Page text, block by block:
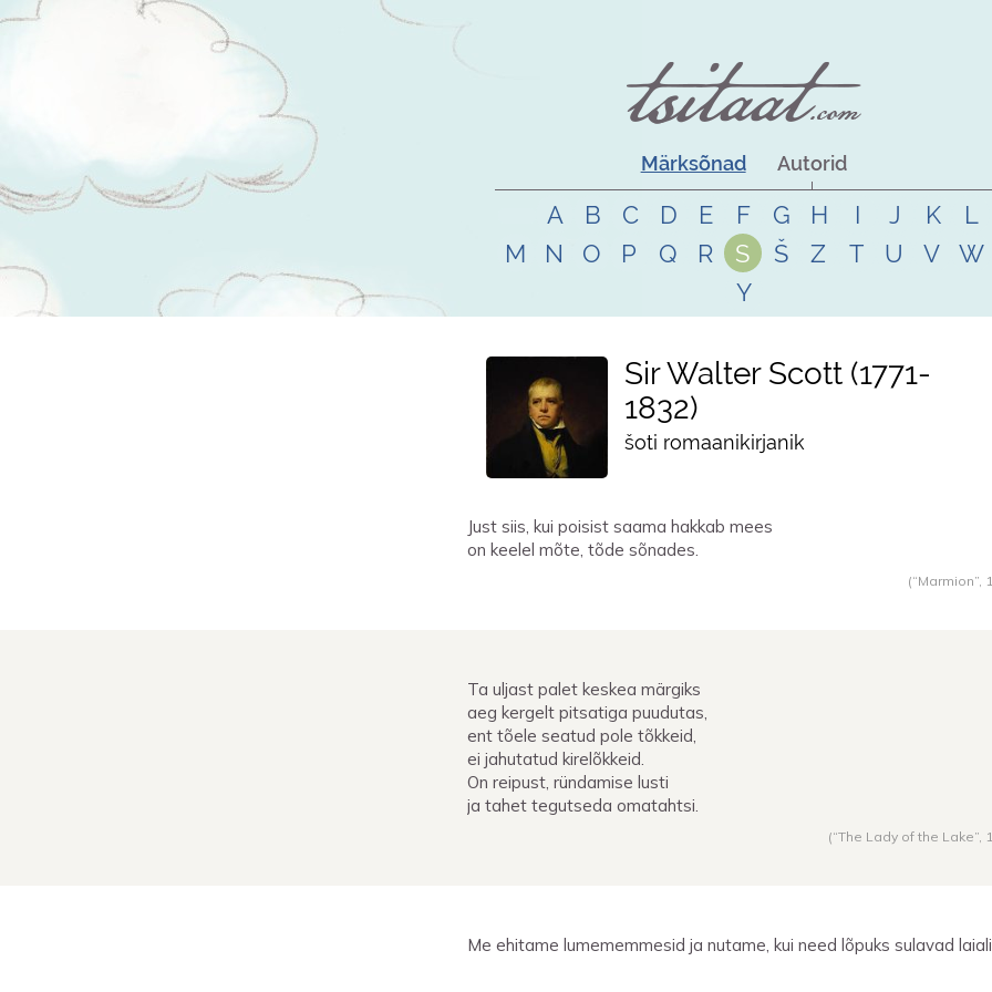
Märksõnad Autorid
A B C D E F G H I J K
L
M
N O P Q R S Š Z T U V
W
Y
Sir Walter Scott 1771-
1832
šoti romaanikirjanik
Just siis, kui poisist saama hakkab mees
on keelel mõte, tõde sõnades.
(“Marmion”,
Ta uljast palet keskea märgiks
aeg kergelt pitsatiga puudutas,
ent tõele seatud pole tõkkeid,
ei jahutatud kirelõkkeid.
On reipust, ründamise lusti
ja tahet tegutseda omatahtsi.
(“The Lady of the Lake”,
Me ehitame lumememmesid ja nutame, kui need lõpuks sulavad